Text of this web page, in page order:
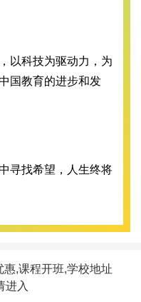
以科技为驱动力，为
国教育的进步和发
寻找希望，人生终将
,课程开班,学校地址
进入